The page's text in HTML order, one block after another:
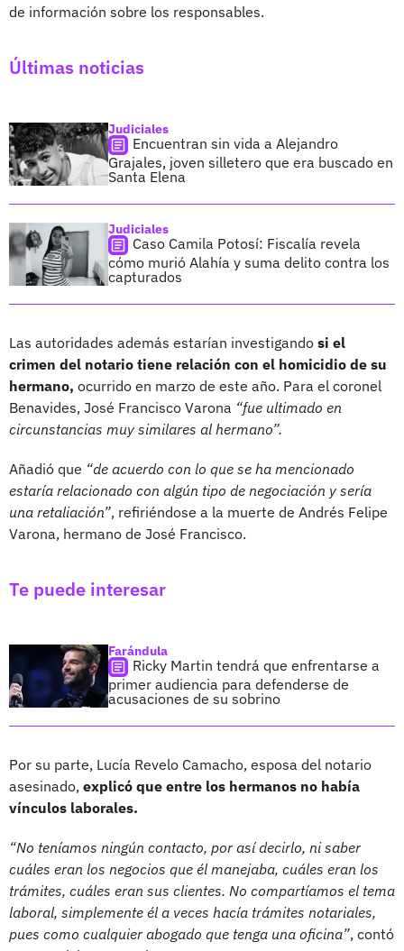
de información sobre los responsables.
Últimas noticias
Judiciales
Encuentran sin vida a Alejandro
Grajales, joven silletero que era buscado en
Santa Elena
Judiciales
Caso Camila Potosí: Fiscalía revela
cómo murió Alahía y suma delito contra los
capturados
Las autoridades además estarían investigando si el
crimen del notario tiene relación con el homicidio de su
hermano, ocurrido en marzo de este año. Para el coronel
Benavides, José Francisco Varona “fue ultimado en
circunstancias muy similares al hermano”.
Añadió que “de acuerdo con lo que se ha mencionado
estaría relacionado con algún tipo de negociación y sería
una retaliación”, refiriéndose a la muerte de Andrés Felipe
Varona, hermano de José Francisco.
Te puede interesar
Farándula
Ricky Martin tendrá que enfrentarse a
primer audiencia para defenderse de
acusaciones de su sobrino
Por su parte, Lucía Revelo Camacho, esposa del notario
asesinado, explicó que entre los hermanos no había
vínculos laborales.
“No teníamos ningún contacto, por así decirlo, ni saber
cuáles eran los negocios que él manejaba, cuáles eran los
trámites, cuáles eran sus clientes. No compartíamos el tema
laboral, simplemente él a veces hacía trámites notariales,
pues como cualquier abogado que tenga una oficina”, contó